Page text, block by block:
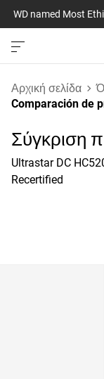
WD named Most
Αρχική σελίδα
Comparación de
Σύγκριση
Ultrastar DC
Recertified